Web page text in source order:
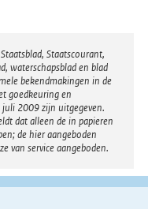
Staatscourant,
waterschapsblad en blad
bekendmakingen in de
goedkeuring en
juli 2009 zijn uitgegeven.
dat alleen de in papieren
de hier aangeboden
van service aangeboden.